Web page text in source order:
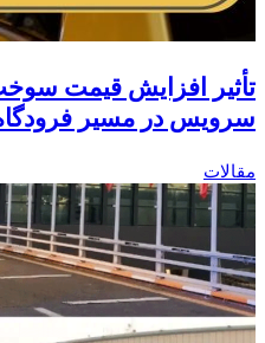
تأثیر افزایش قیمت
سرویس در مسیر
مقالات